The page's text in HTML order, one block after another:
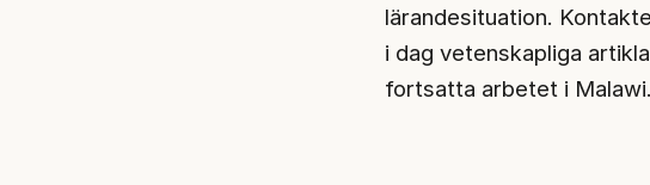
lärandesituation.
i dag vetenskapliga
fortsatta arbetet i Malawi.